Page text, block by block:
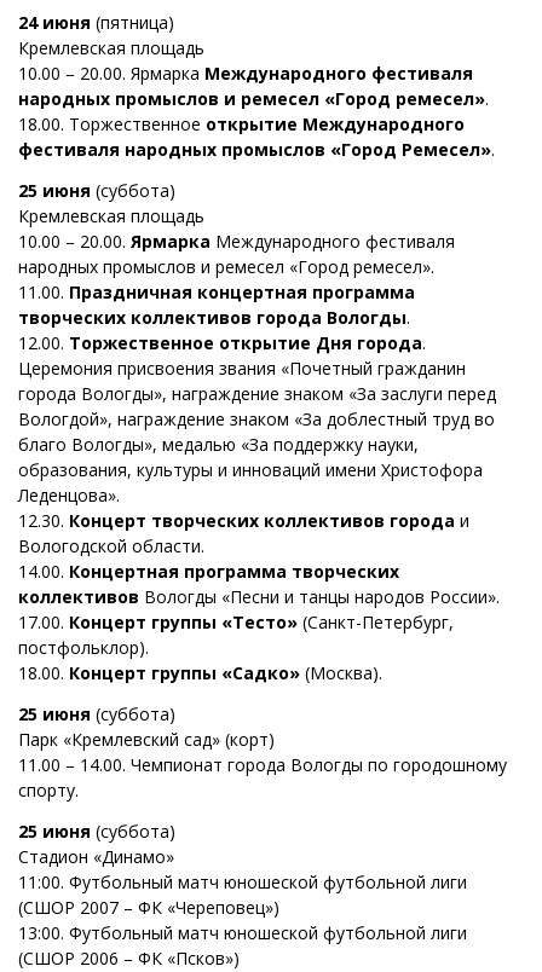
24 июня (пятница)
Кремлевская площадь
10.00 – 20.00. Ярмарка Международного фестиваля
народных промыслов и ремесел «Город ремесел».
18.00. Торжественное открытие Международного
фестиваля народных промыслов «Город Ремесел».
25 июня (суббота)
Кремлевская площадь
10.00 – 20.00. Ярмарка Международного фестиваля
народных промыслов и ремесел «Город ремесел».
11.00. Праздничная концертная программа
творческих коллективов города Вологды.
12.00. Торжественное открытие Дня города.
Церемония присвоения звания «Почетный гражданин
города Вологды», награждение знаком «За заслуги перед
Вологдой», награждение знаком «За доблестный труд во
благо Вологды», медалью «За поддержку науки,
образования, культуры и инноваций имени Христофора
Леденцова».
12.30. Концерт творческих коллективов города и
Вологодской области.
14.00. Концертная программа творческих
коллективов Вологды «Песни и танцы народов России».
17.00. Концерт группы «Тесто» (Санкт-Петербург,
постфольклор).
18.00. Концерт группы «Садко» (Москва).
25 июня (суббота)
Парк «Кремлевский сад» (корт)
11.00 – 14.00. Чемпионат города Вологды по городошному
спорту.
25 июня (суббота)
Стадион «Динамо»
11:00. Футбольный матч юношеской футбольной лиги
(СШОР 2007 – ФК «Череповец»)
13:00. Футбольный матч юношеской футбольной лиги
(СШОР 2006 – ФК «Псков»)